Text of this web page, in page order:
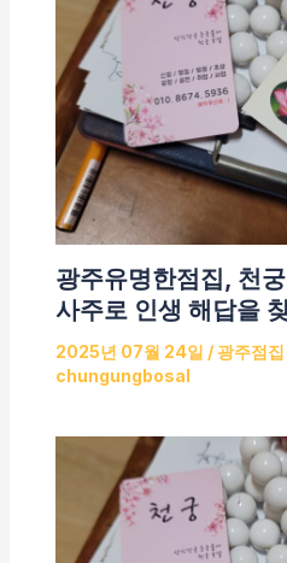
광주유명한점집, 천
사주로 인생 해답을
2025년 07월 24일 / 광주점
chungungbosal